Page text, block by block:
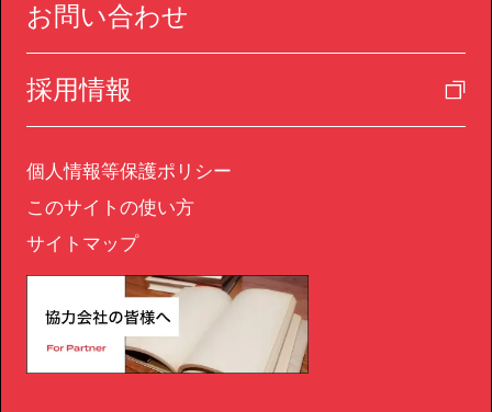
お問い合わせ
採用情報
個人情報等保護ポリシー
このサイトの使い方
サイトマップ